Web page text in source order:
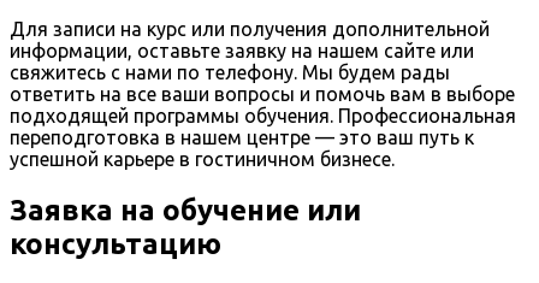
Для записи на курс или получения дополнительной
информации, оставьте заявку на нашем сайте или
свяжитесь с нами по телефону. Мы будем рады
ответить на все ваши вопросы и помочь вам в выборе
подходящей программы обучения. Профессиональная
переподготовка в нашем центре — это ваш путь к
успешной карьере в гостиничном бизнесе.
Заявка на обучение или
консультацию